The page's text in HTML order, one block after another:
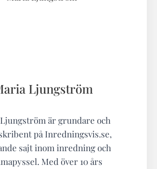
Ljungström
är grundare och
på Inredningsvis.se,
sajt inom inredning och
Med över 10 års